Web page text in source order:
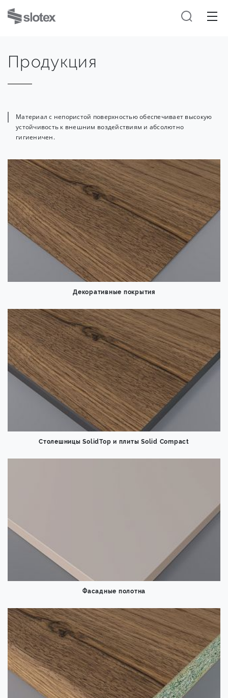
Продукция
Материал с непористой поверхностью обеспечивает высокую
устойчивость к внешним воздействиям и абсолютно
гигиеничен.
Декоративные покрытия
Столешницы SolidTop и плиты Solid Compact
Фасадные полотна